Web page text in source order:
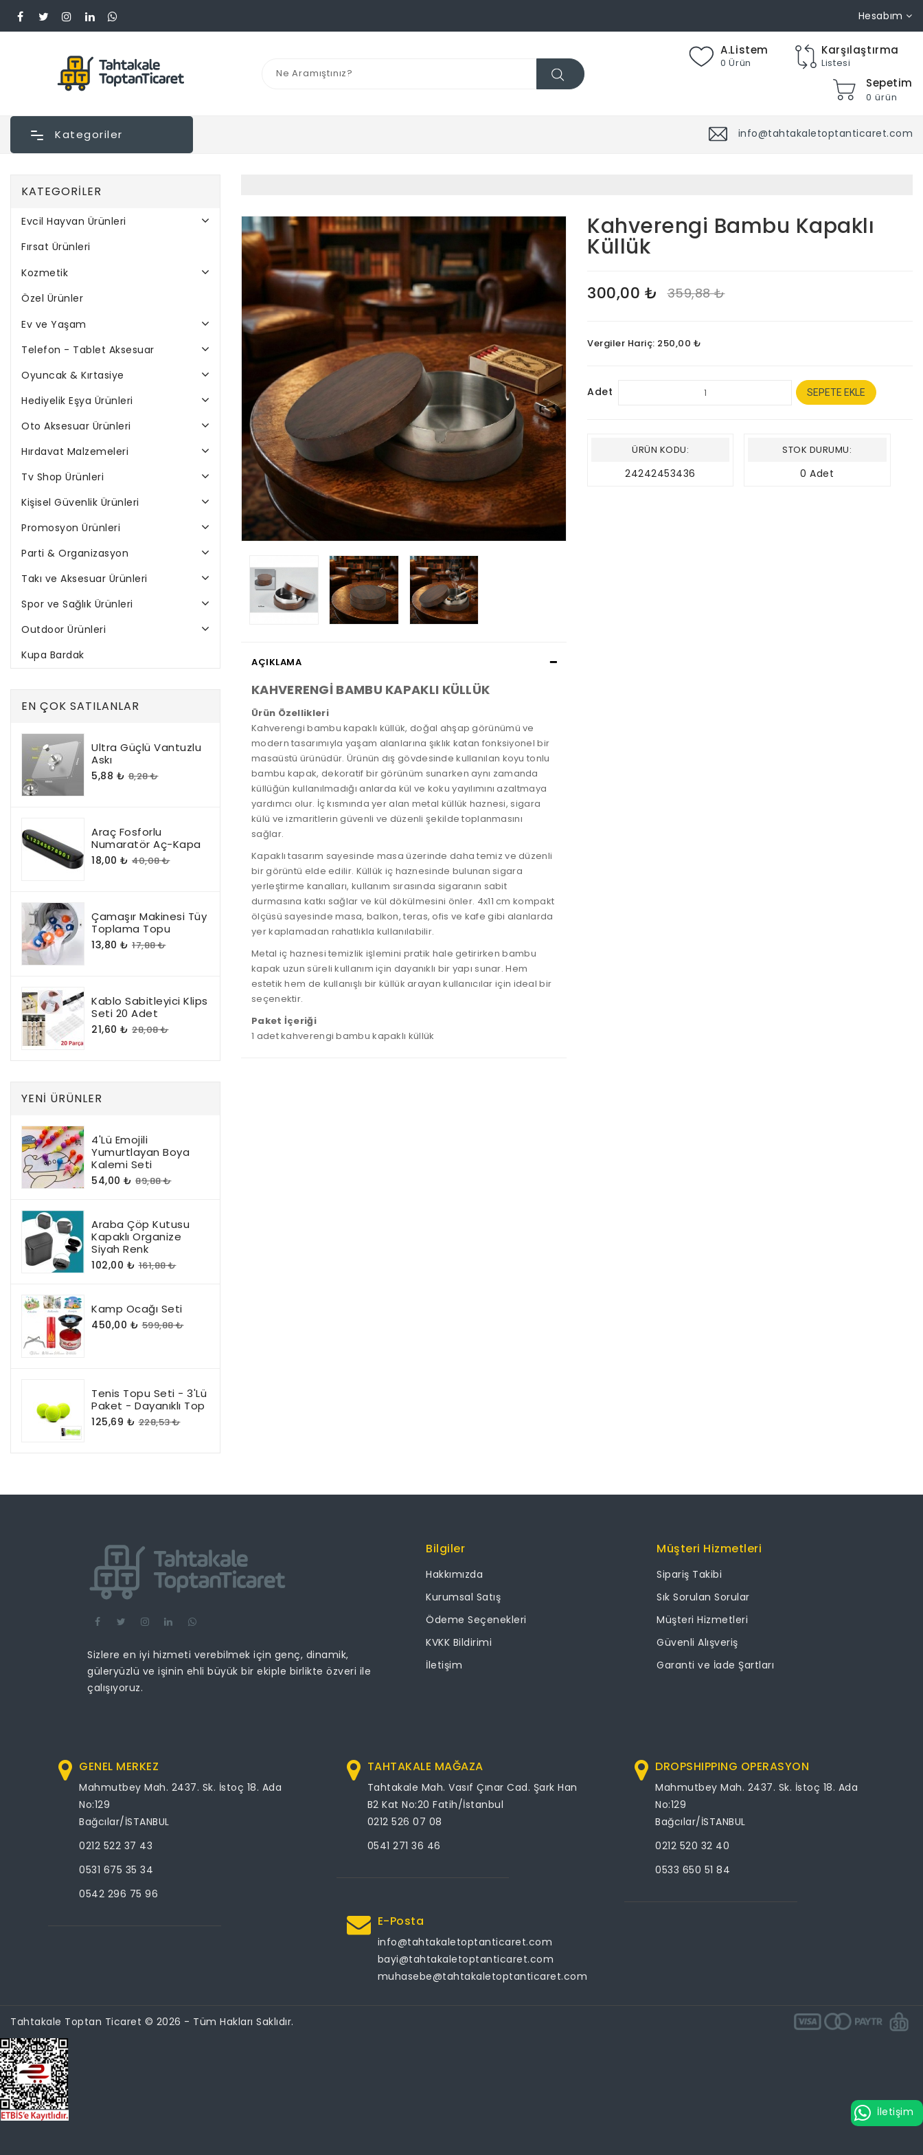
Hesabım
A.Listem
0 Ürün
Karşılaştırma
Listesi
Sepetim
0 ürün
Kategoriler info@tahtakaletoptanticaret.com
KATEGORILER
Evcil Hayvan Ürünleri
Fırsat Ürünleri
Kozmetik
Özel Ürünler
Ev ve Yaşam
Telefon - Tablet Aksesuar
Oyuncak & Kırtasiye
Hediyelik Eşya Ürünleri
Oto Aksesuar Ürünleri
Hırdavat Malzemeleri
Tv Shop Ürünleri
Kişisel Güvenlik Ürünleri
Promosyon Ürünleri
Parti & Organizasyon
Takı ve Aksesuar Ürünleri
Spor ve Sağlık Ürünleri
Outdoor Ürünleri
Kupa Bardak
EN ÇOK SATILANLAR
Ultra Güçlü Vantuzlu
Askı
5,88 ₺ 8,28 ₺
Araç Fosforlu
Numaratör Aç-Kapa
18,00 ₺ 40,08 ₺
Çamaşır Makinesi Tüy
Toplama Topu
13,80 ₺ 17,88 ₺
Kablo Sabitleyici Klips
Seti 20 Adet
21,60 ₺ 28,08 ₺
YENI ÜRÜNLER
4'lü Emojili
Yumurtlayan Boya
Kalemi Seti
54,00 ₺ 89,88 ₺
Araba Çöp Kutusu
Kapaklı Organize
Siyah Renk
102,00 ₺ 161,88 ₺
Kamp Ocağı Seti
450,00 ₺ 599,88 ₺
Tenis Topu Seti - 3'lü
Paket - Dayanıklı Top
125,69 ₺ 228,53 ₺
AÇIKLAMA
KAHVERENGİ BAMBU KAPAKLI KÜLLÜK
Ürün Özellikleri
Kahverengi bambu kapaklı küllük, doğal ahşap görünümü ve
modern tasarımıyla yaşam alanlarına şıklık katan fonksiyonel bir
masaüstü ürünüdür. Ürünün dış gövdesinde kullanılan koyu tonlu
bambu kapak, dekoratif bir görünüm sunarken aynı zamanda
küllüğün kullanılmadığı anlarda kül ve koku yayılımını azaltmaya
yardımcı olur. İç kısmında yer alan metal küllük haznesi, sigara
külü ve izmaritlerin güvenli ve düzenli şekilde toplanmasını
sağlar.
Kapaklı tasarım sayesinde masa üzerinde daha temiz ve düzenli
bir görüntü elde edilir. Küllük iç haznesinde bulunan sigara
yerleştirme kanalları, kullanım sırasında sigaranın sabit
durmasına katkı sağlar ve kül dökülmesini önler. 4x11 cm kompakt
ölçüsü sayesinde masa, balkon, teras, ofis ve kafe gibi alanlarda
yer kaplamadan rahatlıkla kullanılabilir.
Metal iç haznesi temizlik işlemini pratik hale getirirken bambu
kapak uzun süreli kullanım için dayanıklı bir yapı sunar. Hem
estetik hem de kullanışlı bir küllük arayan kullanıcılar için ideal bir
seçenektir.
Paket İçeriği
1 adet kahverengi bambu kapaklı küllük
Kahverengi Bambu Kapaklı
Küllük
300,00 ₺ 359,88 ₺
Vergiler Hariç: 250,00 ₺
Adet SEPETE EKLE
ÜRÜN KODU:
24242453436
STOK DURUMU:
0 Adet
Sizlere en iyi hizmeti verebilmek için genç, dinamik,
güleryüzlü ve işinin ehli büyük bir ekiple birlikte özveri ile
çalışıyoruz.
Bilgiler
Hakkımızda
Kurumsal Satış
Ödeme Seçenekleri
KVKK Bildirimi
İletişim
Müşteri Hizmetleri
Sipariş Takibi
Sık Sorulan Sorular
Müşteri Hizmetleri
Güvenli Alışveriş
Garanti ve İade Şartları
GENEL MERKEZ
Mahmutbey Mah. 2437. Sk. İstoç 18. Ada
No:129
Bağcılar/İSTANBUL
0212 522 37 43
0531 675 35 34
0542 296 75 96
TAHTAKALE MAĞAZA
Tahtakale Mah. Vasıf Çınar Cad. Şark Han
B2 Kat No:20 Fatih/İstanbul
0212 526 07 08
0541 271 36 46
DROPSHIPPING OPERASYON
Mahmutbey Mah. 2437. Sk. İstoç 18. Ada
No:129
Bağcılar/İSTANBUL
0212 520 32 40
0533 650 51 84
E-Posta
info@tahtakaletoptanticaret.com
bayi@tahtakaletoptanticaret.com
muhasebe@tahtakaletoptanticaret.com
Tahtakale Toptan Ticaret © 2026 - Tüm Hakları Saklıdır.
İletişim